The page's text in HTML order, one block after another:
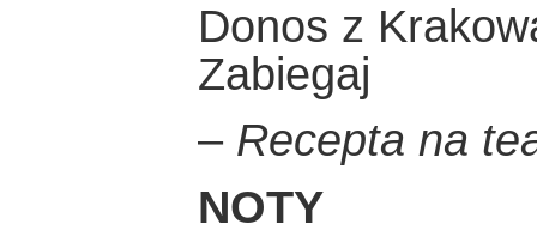
Donos z
Zabiegaj
– Recepta na
NOTY